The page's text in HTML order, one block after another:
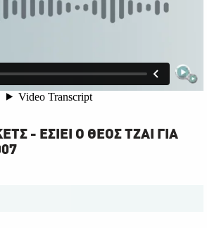
- ΕΣΙΕΙ Ο ΘΕΟΣ ΤΖΑΙ ΓΙΑ